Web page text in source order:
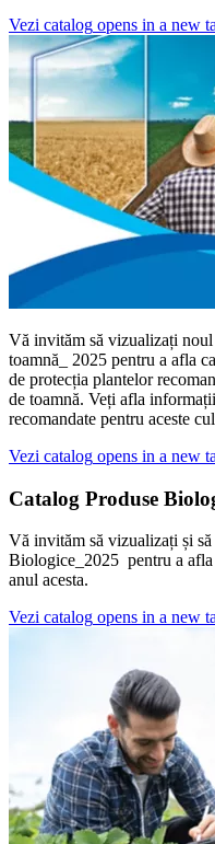
Vezi catalog opens in a new
Vă invităm să vizualizați
toamnă_ 2025 pentru a afla
de protecția plantelor
de toamnă. Veți afla
recomandate pentru aceste
Vezi catalog opens in a new
Catalog Produse
Vă invităm să vizualizați și
Biologice_2025 pentru a
anul acesta.
Vezi catalog opens in a new